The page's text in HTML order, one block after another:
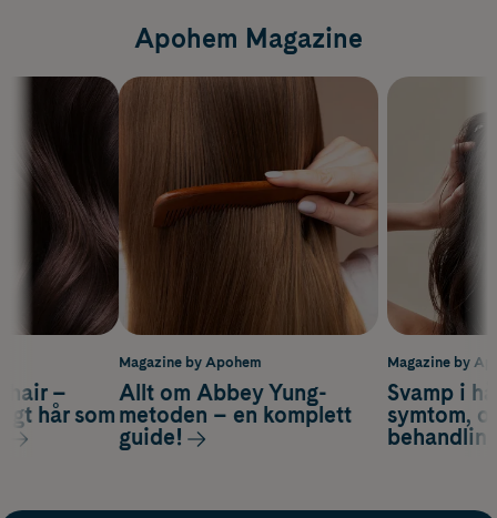
Apohem Magazine
Magazine by
Svamp i
symtom,
hair –
hår som
Magazine by Apohem
Allt om Abbey Yung-
metoden – en komplett
guide!